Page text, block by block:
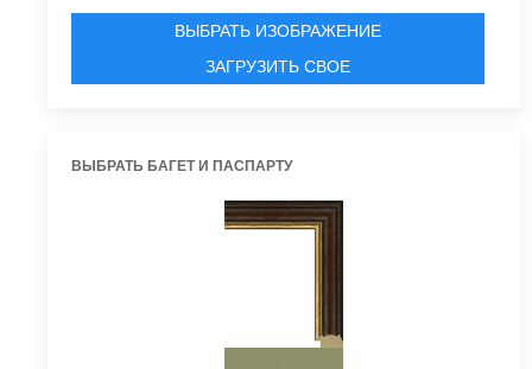
ВЫБРАТЬ ИЗОБРАЖЕНИЕ
ЗАГРУЗИТЬ СВОЕ
ВЫБРАТЬ БАГЕТ И ПАСПАРТУ